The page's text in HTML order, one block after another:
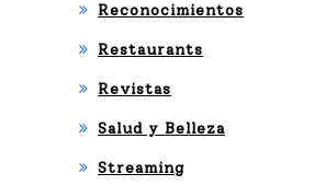
Reconocimientos
Restaurants
Revistas
Salud y Belleza
Streaming